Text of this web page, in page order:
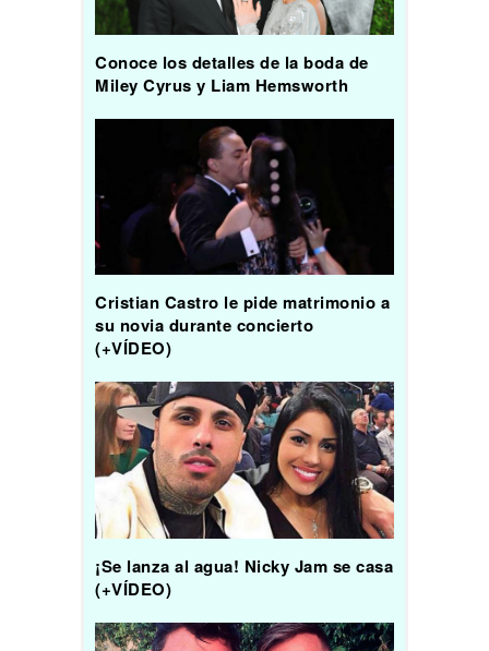
Conoce los detalles de la boda de
Miley Cyrus y Liam Hemsworth
Cristian Castro le pide matrimonio a
su novia durante concierto
(+VÍDEO)
¡Se lanza al agua! Nicky Jam se casa
(+VÍDEO)